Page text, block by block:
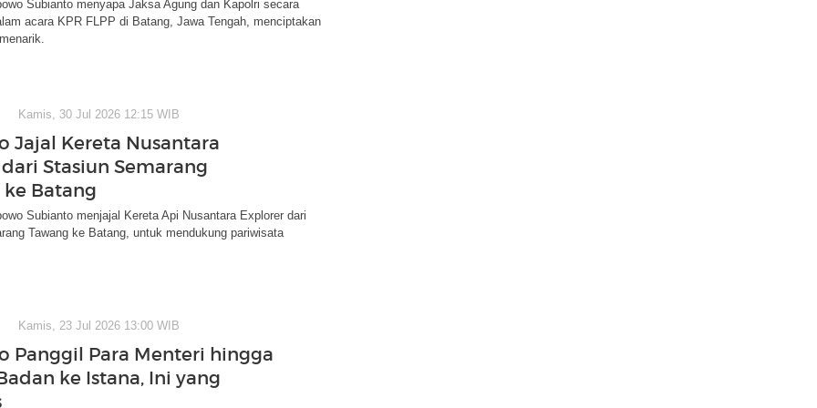
Subianto menyapa Jaksa Agung dan Kapolri secara
acara KPR FLPP di Batang, Jawa Tengah, menciptakan
Kamis, 30 Jul 2026 12:15 WIB
Jajal Kereta Nusantara
Stasiun Semarang
Batang
Subianto menjajal Kereta Api Nusantara Explorer dari
Tawang ke Batang, untuk mendukung pariwisata
Kamis, 23 Jul 2026 13:00 WIB
Panggil Para Menteri hingga
ke Istana, Ini yang